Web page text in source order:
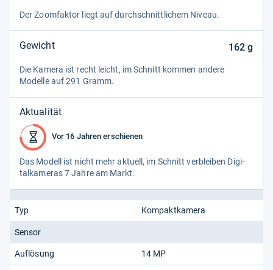
Der Zoom­fak­tor liegt auf durch­schnitt­li­chem Niveau.
Gewicht 162g
Die Kamera ist recht leicht, im Schnitt kom­men andere
Modelle auf 291 Gramm.
Aktualität
Vor 16 Jahren erschienen
Das Modell ist nicht mehr aktu­ell, im Schnitt ver­blei­ben Digi­
tal­ka­me­ras 7 Jahre am Markt.
Typ Kompaktkamera
Sensor
Auflösung 14 MP